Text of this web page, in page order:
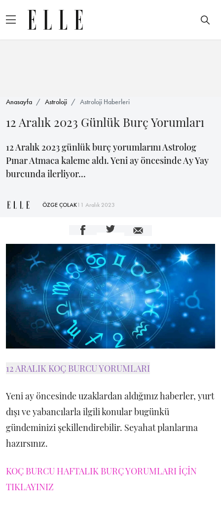
Anasayfa Astroloji Astroloji Haberleri
12 Aralık 2023 Günlük Burç Yorumları
12 Aralık 2023 günlük burç yorumlarını Astrolog
Pınar Atmaca kaleme aldı. Yeni ay öncesinde Ay Yay
burcunda ilerliyor...
ÖZGE ÇOLAK11 Aralık 2023
12 ARALIK KOÇ BURCU YORUMLARI
Yeni ay öncesinde uzaklardan aldığınız haberler, yurt
dışı ve yabancılarla ilgili konular bugünkü
gündeminizi şekillendirebilir. Seyahat planlarına
hazırsınız.
KOÇ BURCU HAFTALIK BURÇ YORUMLARI İÇİN
TIKLAYINIZ